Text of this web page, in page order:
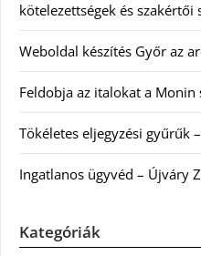
kötelezettségek és szakértői
Weboldal készítés Győr az
Feldobja az italokat a Monin
Tökéletes eljegyzési gyűrűk
Ingatlanos ügyvéd – Újváry
Kategóriák